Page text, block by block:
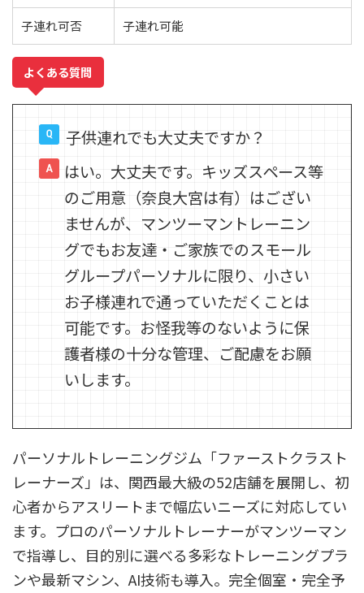
子連れ可否 子連れ可能
よくある質問
子供連れでも大丈夫ですか？
はい。大丈夫です。キッズスペース等
のご用意（奈良大宮は有）はござい
ませんが、マンツーマントレーニン
グでもお友達・ご家族でのスモール
グループパーソナルに限り、小さい
お子様連れで通っていただくことは
可能です。お怪我等のないように保
護者様の十分な管理、ご配慮をお願
いします。
パーソナルトレーニングジム「ファーストクラスト
レーナーズ」は、関西最大級の52店舗を展開し、初
心者からアスリートまで幅広いニーズに対応してい
ます。プロのパーソナルトレーナーがマンツーマン
で指導し、目的別に選べる多彩なトレーニングプラ
ンや最新マシン、AI技術も導入。完全個室・完全予